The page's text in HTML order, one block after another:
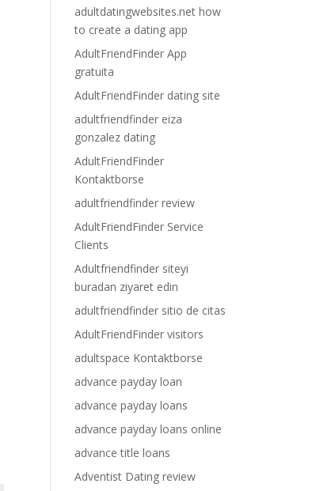
adultdatingwebsites.net how
to create a dating app
AdultFriendFinder App
gratuita
AdultFriendFinder dating site
adultfriendfinder eiza
gonzalez dating
AdultFriendFinder
Kontaktborse
adultfriendfinder review
AdultFriendFinder Service
Clients
Adultfriendfinder siteyi
buradan ziyaret edin
adultfriendfinder sitio de citas
AdultFriendFinder visitors
adultspace Kontaktborse
advance payday loan
advance payday loans
advance payday loans online
advance title loans
Adventist Dating review